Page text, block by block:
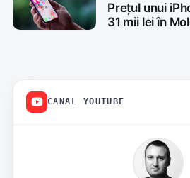
Prețul unui
31 mii lei în
CANAL YOUTUBE